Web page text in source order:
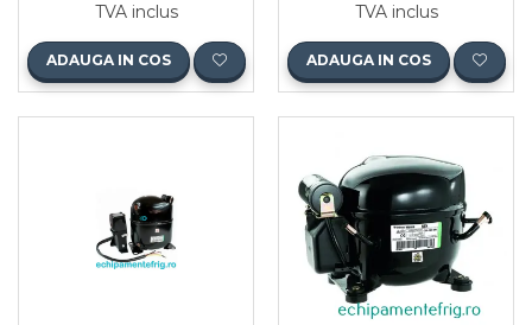
TVA inclus
ADAUGA IN COS
TVA inclus
ADAUGA IN COS